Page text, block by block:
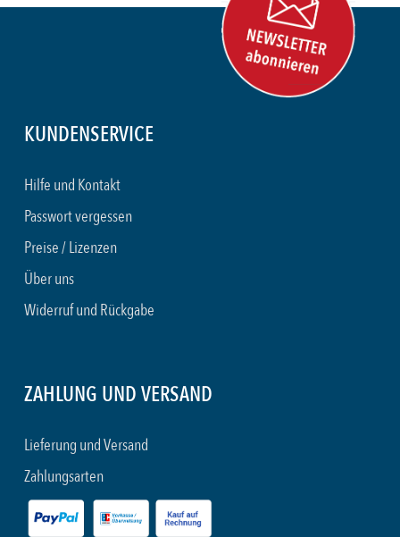
KUNDENSERVICE
Hilfe und Kontakt
Passwort vergessen
Preise / Lizenzen
Über uns
Widerruf und Rückgabe
ZAHLUNG UND VERSAND
Lieferung und Versand
Zahlungsarten